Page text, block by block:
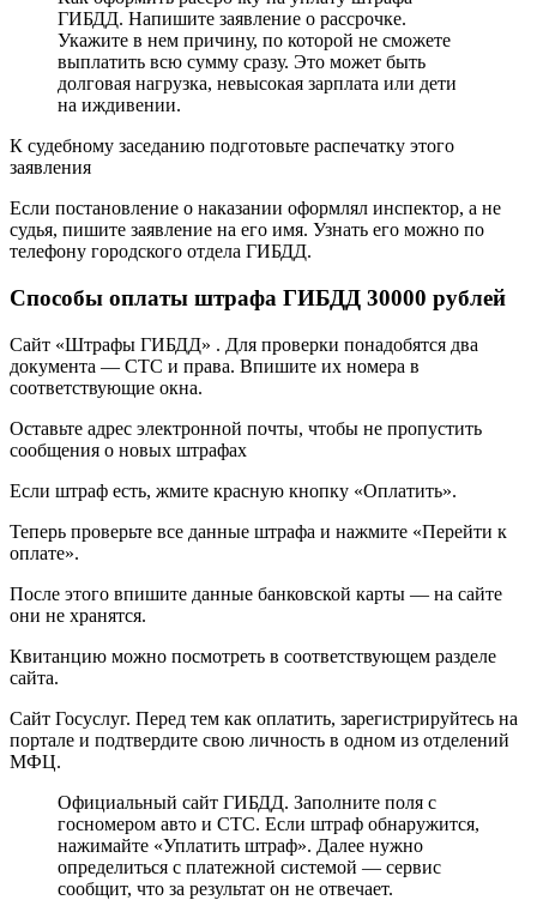
ГИБДД. Напишите заявление о рассрочке.
Укажите в нем причину, по которой не сможете
выплатить всю сумму сразу. Это может быть
долговая нагрузка, невысокая зарплата или дети
на иждивении.
К судебному заседанию подготовьте распечатку этого
заявления
Если постановление о наказании оформлял инспектор, а не
судья, пишите заявление на его имя. Узнать его можно по
телефону городского отдела ГИБДД.
Способы оплаты штрафа ГИБДД 30000 рублей
Сайт «Штрафы ГИБДД» . Для проверки понадобятся два
документа — СТС и права. Впишите их номера в
соответствующие окна.
Оставьте адрес электронной почты, чтобы не пропустить
сообщения о новых штрафах
Если штраф есть, жмите красную кнопку «Оплатить».
Теперь проверьте все данные штрафа и нажмите «Перейти к
оплате».
После этого впишите данные банковской карты — на сайте
они не хранятся.
Квитанцию можно посмотреть в соответствующем разделе
сайта.
Сайт Госуслуг. Перед тем как оплатить, зарегистрируйтесь на
портале и подтвердите свою личность в одном из отделений
МФЦ.
Официальный сайт ГИБДД. Заполните поля с
госномером авто и СТС. Если штраф обнаружится,
нажимайте «Уплатить штраф». Далее нужно
определиться с платежной системой — сервис
сообщит, что за результат он не отвечает.